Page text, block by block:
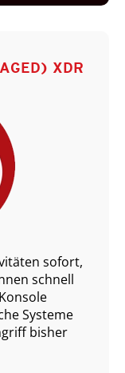
XDR
sofort,
schnell
Systeme
bisher